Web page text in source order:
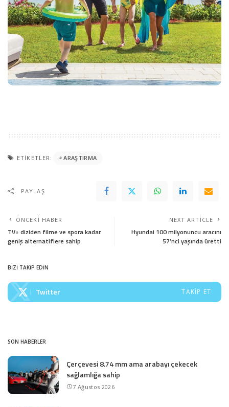
ETIKETLER: ARAŞTIRMA
PAYLAŞ
ÖNCEKI HABER
TV+ diziden filme ve spora kadar
geniş alternatiflere sahip
NEXT ARTICLE
Hyundai 100 milyonuncu aracını
57’nci yaşında üretti
BİZİ TAKİP EDİN
Twitter TAKIP ET
SON HABERLER
Çerçevesi 8.74 mm ama arabayı çekecek
sağlamlığa sahip
7 Ağustos 2026